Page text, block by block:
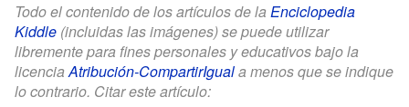
Todo el contenido de los artículos de la Enciclopedia
Kiddle (incluidas las imágenes) se puede utilizar
libremente para fines personales y educativos bajo la
licenciaAtribución-CompartirIguala menos que se indique
lo contrario. Citar este artículo: